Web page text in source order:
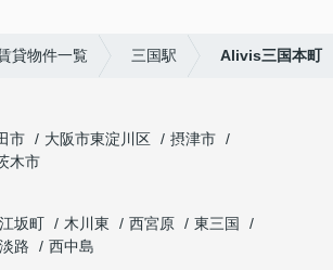
貸物件一覧 三国駅 Alivis三国本町
市 大阪市東淀川区
摂津市
木市
江坂町 木川東 西宮原
東三国
路
西中島